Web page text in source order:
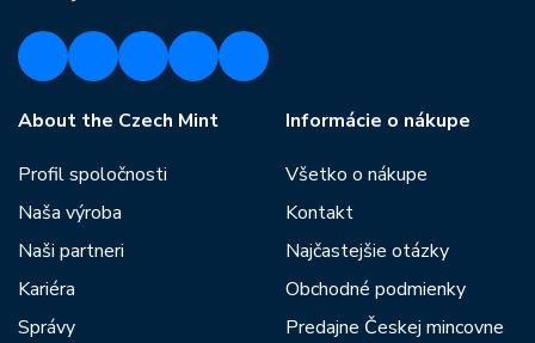
About the Czech Mint
Profil spoločnosti
Naša výroba
Naši partneri
Kariéra
Správy
Informácie o nákupe
Všetko o nákupe
Kontakt
Najčastejšie otázky
Obchodné podmienky
Predajne Českej mincovne